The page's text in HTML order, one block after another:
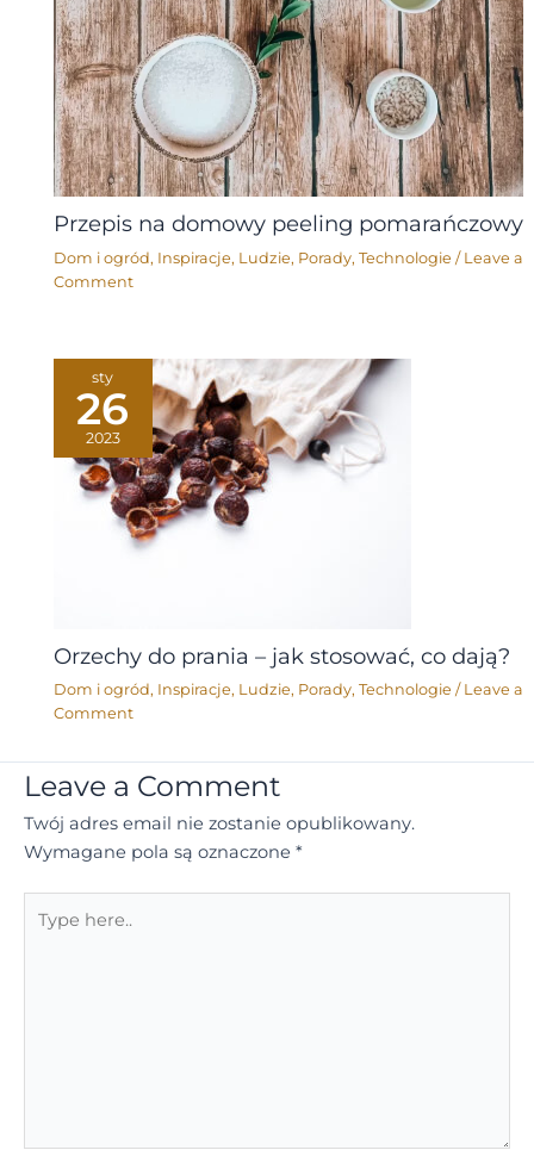
Przepis na domowy peeling pomarańczowy
Dom i ogród, Inspiracje, Ludzie, Porady, Technologie / Leave a
Comment
sty
26
2023
Orzechy do prania – jak stosować, co dają?
Dom i ogród, Inspiracje, Ludzie, Porady, Technologie / Leave a
Comment
Leave a Comment
Twój adres email nie zostanie opublikowany.
Wymagane pola są oznaczone *
here..